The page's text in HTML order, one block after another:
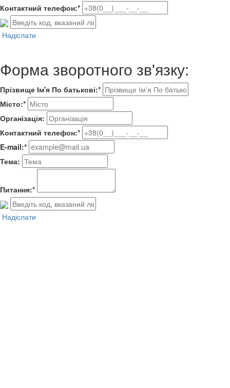
Контактний телефон:*
Надіслати
Форма зворотного зв'язку:
Прізвище Ім'я По батькові:*
Місто:*
Організація:
Контактний телефон:*
E-mail:*
Тема:
Питання:*
Надіслати